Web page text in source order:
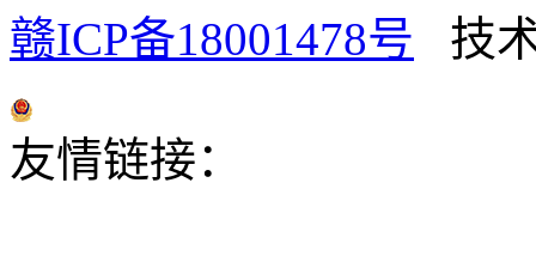
赣ICP备18001478号 技
友情链接：